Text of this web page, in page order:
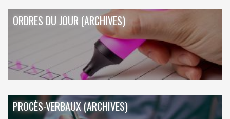
ORDRES DU JOUR (ARCHIVES)
PROCÈS-VERBAUX (ARCHIVES)